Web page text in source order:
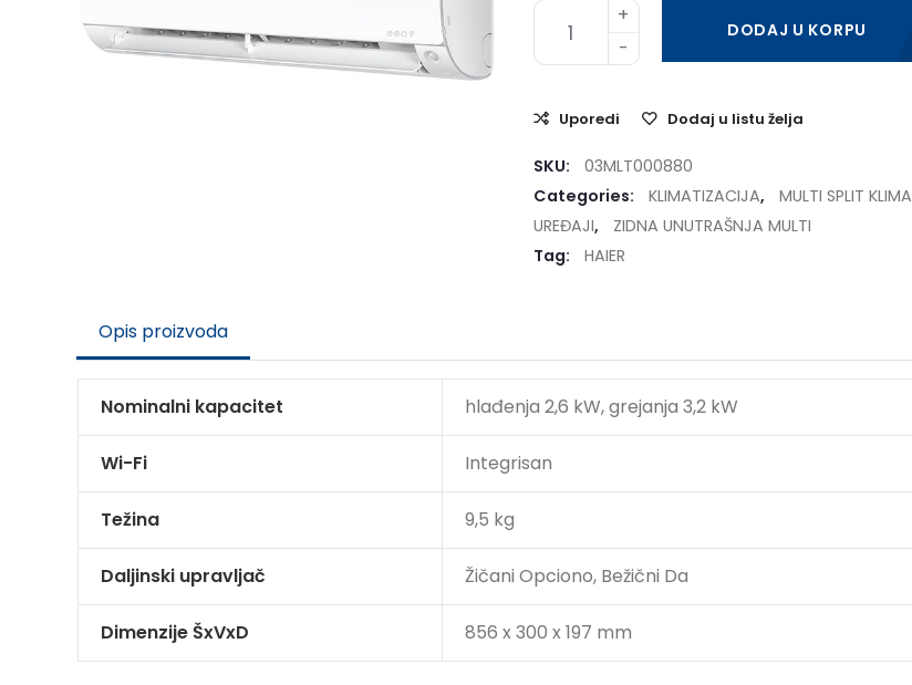
DODAJ U KORPU
Uporedi Dodaj u listu želja
SKU:
03MLT000880
Categories:
KLIMATIZACIJA,
MULTI SPLIT KLIMA
UREĐAJI,
ZIDNA UNUTRAŠNJA MULTI
Tag:
HAIER
Opis proizvoda
Nominalni kapacitet hlađenja 2,6 kW, grejanja 3,2 kW
Wi-Fi Integrisan
Težina 9,5 kg
Daljinski upravljač Žičani Opciono, Bežični Da
Dimenzije ŠxVxD 856 x 300 x 197 mm